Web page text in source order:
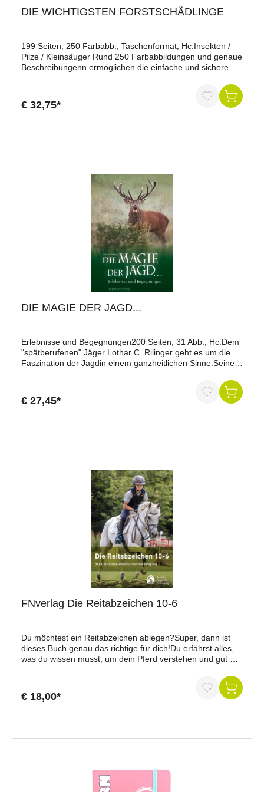
DIE WICHTIGSTEN FORSTSCHÄDLINGE
199 Seiten, 250 Farbabb., Taschenformat, Hc.Insekten /
Pilze / Kleinsäuger Rund 250 Farbabbildungen und genaue
Beschreibungenn ermöglichen die einfache und sichere
und 10 Kleinsäugern. Taschenformat: zum Mitnehmen
€ 32,75*
DIE MAGIE DER JAGD...
Erlebnisse und Begegnungen200 Seiten, 31 Abb., Hc.Dem
"spätberufenen" Jäger Lothar C. Rilinger geht es um die
Faszination der Jagdin einem ganzheitlichen Sinne.Seinem
Morgendämmerung mehr Freude bereiten als die Stärke
der Trophäe oder die Länge der Strecke; wichtiger sind ihm
das jagdliche Erlebnis und die intensive
€ 27,45*
FNverlag Die Reitabzeichen 10-6
Du möchtest ein Reitabzeichen ablegen?Super, dann ist
dieses Buch genau das richtige für dich!Du erfährst alles,
was du wissen musst, um dein Pferd verstehen und gut mit
Reiten:Natur des Pferdes,sicherer und pferdegerechter
Umgang,Körperbau, Rassen, Farben und
Reitabzeichen-Prüfungen erwartet und wie du dich
gemeinsam mit deinem Ausbilder optimal vorbereiten
€ 18,00*